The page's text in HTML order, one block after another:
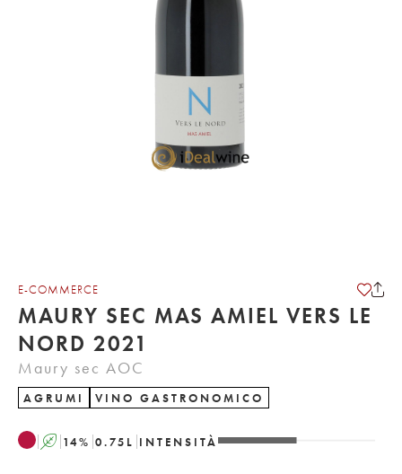
E-COMMERCE
MAURY SEC MAS AMIEL VERS LE
NORD 2021
Maury sec AOC
AGRUMI VINO GASTRONOMICO
A 14% 0.75 L INTENSITÀ